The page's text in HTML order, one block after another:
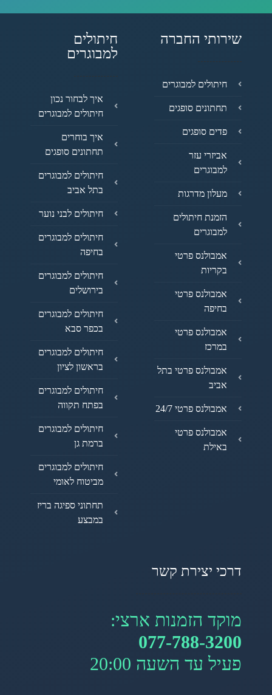
שירותי החברה
חיתולים למבוגרים
תחתונים סופגים
פדים סופגים
אביזרי עזר
למבוגרים
מעלון מדרגות
הזמנת חיתולים
למבוגרים
אמבולנס פרטי
בקריות
אמבולנס פרטי
בחיפה
אמבולנס פרטי
במרכז
אמבולנס פרטי בתל
אביב
אמבולנס פרטי 24/7
אמבולנס פרטי
באילת
חיתולים
למבוגרים
איך לבחור נכון
חיתולים למבוגרים
איך בוחרים
תחתונים סופגים
חיתולים למבוגרים
בתל אביב
חיתולים לבני נוער
חיתולים למבוגרים
בחיפה
חיתולים למבוגרים
בירושלים
חיתולים למבוגרים
בכפר סבא
חיתולים למבוגרים
בראשון לציון
חיתולים למבוגרים
בפתח תקווה
חיתולים למבוגרים
ברמת גן
חיתולים למבוגרים
מביטוח לאומי
תחתוני ספיגה בריז
במבצע
דרכי יצירת קשר
מוקד הזמנות ארצי:
077-788-3200
פעיל עד השעה 20:00